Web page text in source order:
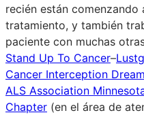
recién están
tratamiento, y también
paciente con muchas
Stand Up To Cancer–
Cancer Interception
ALS Association
Chapter (en el área de